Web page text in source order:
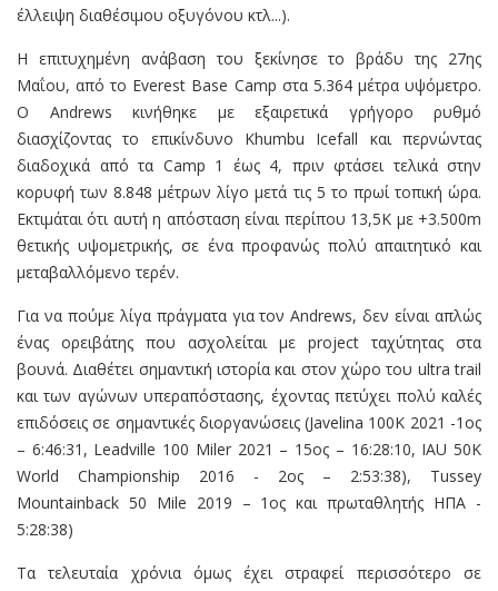
έλλειψη διαθέσιμου οξυγόνου κτλ...).
Η επιτυχημένη ανάβαση του ξεκίνησε το βράδυ της 27ης
Μαΐου, από το Everest Base Camp στα 5.364 μέτρα υψόμετρο.
Ο Andrews κινήθηκε με εξαιρετικά γρήγορο ρυθμό
διασχίζοντας το επικίνδυνο Khumbu Icefall και περνώντας
διαδοχικά από τα Camp 1 έως 4, πριν φτάσει τελικά στην
κορυφή των 8.848 μέτρων λίγο μετά τις 5 το πρωί τοπική ώρα.
Εκτιμάται ότι αυτή η απόσταση είναι περίπου 13,5K με +3.500m
θετικής υψομετρικής, σε ένα προφανώς πολύ απαιτητικό και
μεταβαλλόμενο τερέν.
Για να πούμε λίγα πράγματα για τον Andrews, δεν είναι απλώς
ένας ορειβάτης που ασχολείται με project ταχύτητας στα
βουνά. Διαθέτει σημαντική ιστορία και στον χώρο του ultra trail
και των αγώνων υπεραπόστασης, έχοντας πετύχει πολύ καλές
επιδόσεις σε σημαντικές διοργανώσεις (Javelina 100K 2021 -1ος
– 6:46:31, Leadville 100 Miler 2021 – 15ος – 16:28:10, IAU 50K
World Championship 2016 - 2ος – 2:53:38), Tussey
Mountainback 50 Mile 2019 – 1ος και πρωταθλητής ΗΠΑ -
5:28:38)
Τα τελευταία χρόνια όμως έχει στραφεί περισσότερο σε